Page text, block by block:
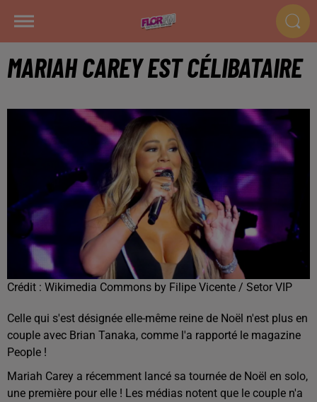
MARIAH CAREY EST CÉLIBATAIRE
Crédit : Wikimedia Commons by Filipe Vicente / Setor VIP
Celle qui s'est désignée elle-même reine de Noël n'est plus en
couple avec Brian Tanaka, comme l'a rapporté le magazine
People !
Mariah Carey a récemment lancé sa tournée de Noël en solo,
une première pour elle ! Les médias notent que le couple n'a